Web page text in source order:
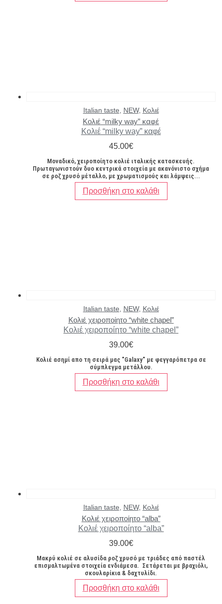
Italian taste NEW, Κολιέ
Κολιέ “milky way” καφέ
Κολιέ “milky way” καφέ
45.00€
Μοναδικό, χειροποίητο κολιέ ιταλικής κατασκευής.
Πρωταγωνιστούν δυο κεντρικά στοιχεία με ακανόνιστο σχήμα
σε ροζ χρυσό μέταλλο, με χρωματισμούς και λάμψεις...
Προσθήκη στο καλάθι
Italian taste NEW, Κολιέ
Κολιέ χειροποίητο “white chapel”
Κολιέ χειροποίητο “white chapel”
39.00€
Κολιέ ασημί απο τη σειρά μας "Galaxy" με φεγγαρόπετρα σε
σύμπλεγμα μετάλλου.
Προσθήκη στο καλάθι
Italian taste NEW, Κολιέ
Κολιέ χειροποίητο “alba”
Κολιέ χειροποίητο “alba”
39.00€
Μακρύ κολιέ σε αλυσίδα ροζ χρυσό με τριάδες από παστέλ
επισμαλτωμένα στοιχεία ενδιάμεσα. Σετάρεται με βραχιόλι,
σκουλαρίκια & δαχτυλίδι.
Προσθήκη στο καλάθι